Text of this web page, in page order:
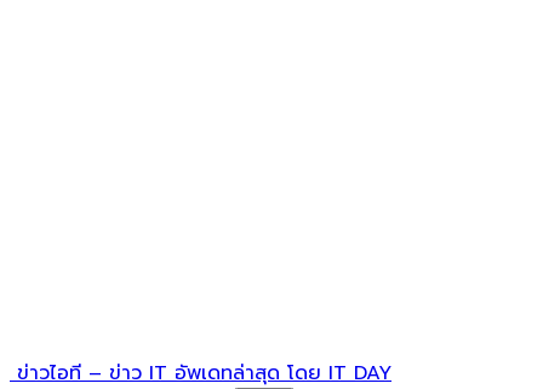
ข่าวไอที – ข่าว IT อัพเดทล่าสุด โดย IT DAY